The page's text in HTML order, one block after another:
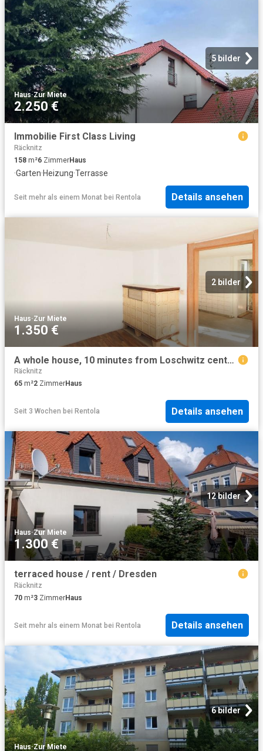
5 bilder
Haus·Zur Miete
2.250 €
Immobilie First Class Living
Räcknitz
158 m²6 ZimmerHaus
·Garten·Heizung·Terrasse
Seit mehr als einem Monat bei Rentola Details ansehen
2 bilder
Haus·Zur Miete
1.350 €
A whole house, 10 minutes from Loschwitz center, Dresden Amsterdam Apartments for Rent
Räcknitz
65 m²2 ZimmerHaus
Seit 3 Wochen bei Rentola Details ansehen
12 bilder
Haus·Zur Miete
1.300 €
terraced house / rent / Dresden
Räcknitz
70 m²3 ZimmerHaus
Seit mehr als einem Monat bei Rentola Details ansehen
6 bilder
Haus·Zur Miete